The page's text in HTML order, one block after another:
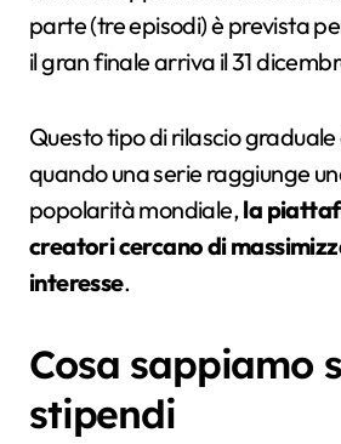
parte (tre episodi) è prevista
il gran finale arriva il 31
Questo tipo di rilascio
quando una serie raggiunge
popolarità mondiale,la
creatori cercano di
interesse.
Cosa sappiamo
stipendi